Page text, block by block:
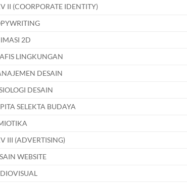
II (COORPORATE IDENTITY)
2D
LINGKUNGAN
DESAIN
DESAIN
SELEKTA BUDAYA
III (ADVERTISING)
WEBSITE